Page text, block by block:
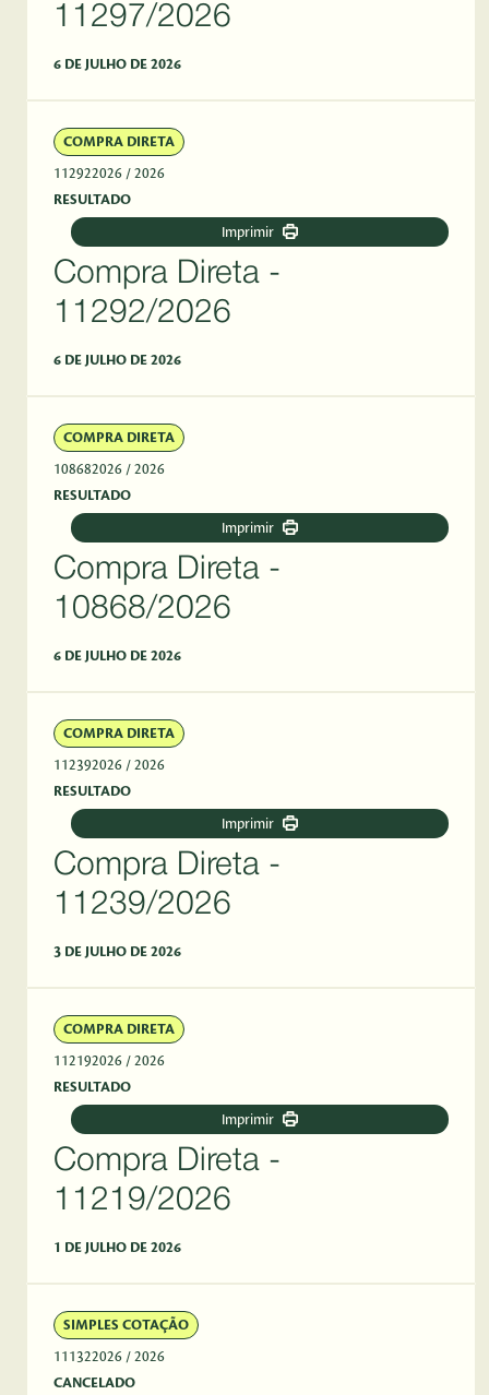
11297/2026
6 DE JULHO DE 2026
COMPRA DIRETA
112922026 / 2026
RESULTADO
Imprimir
Compra Direta -
11292/2026
6 DE JULHO DE 2026
COMPRA DIRETA
108682026 / 2026
RESULTADO
Imprimir
Compra Direta -
10868/2026
6 DE JULHO DE 2026
COMPRA DIRETA
112392026 / 2026
RESULTADO
Imprimir
Compra Direta -
11239/2026
3 DE JULHO DE 2026
COMPRA DIRETA
112192026 / 2026
RESULTADO
Imprimir
Compra Direta -
11219/2026
1 DE JULHO DE 2026
SIMPLES COTAÇÃO
111322026 / 2026
CANCELADO